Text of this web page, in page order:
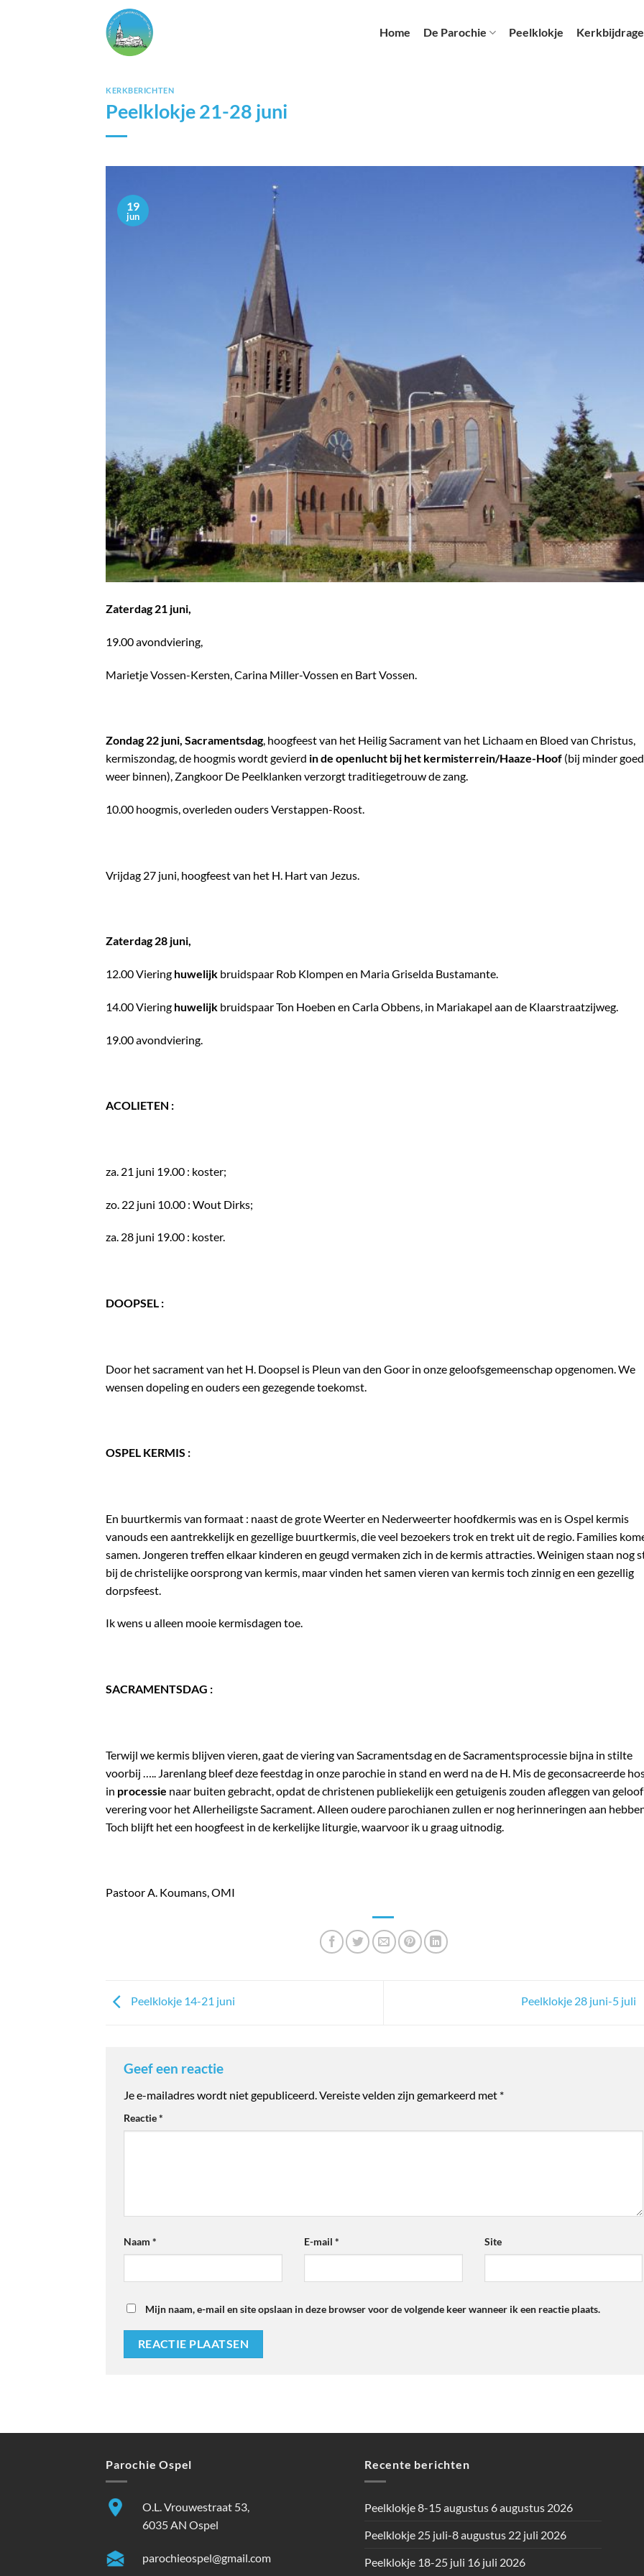
Home De Parochie Peelklokje Kerkbijdrage
KERKBERICHTEN
Peelklokje 21-28 juni
19
jun
Zaterdag 21 juni,
19.00 avondviering,
Marietje Vossen-Kersten, Carina Miller-Vossen en Bart Vossen.
Zondag 22 juni, Sacramentsdag, hoogfeest van het Heilig Sacrament van het Lichaam en Bloed van Christus,
kermiszondag, de hoogmis wordt gevierd in de openlucht bij het kermisterrein/Haaze-Hoof (bij minder goed
weer binnen), Zangkoor De Peelklanken verzorgt traditiegetrouw de zang.
10.00 hoogmis, overleden ouders Verstappen-Roost.
Vrijdag 27 juni, hoogfeest van het H. Hart van Jezus.
Zaterdag 28 juni,
12.00 Viering huwelijk bruidspaar Rob Klompen en Maria Griselda Bustamante.
14.00 Viering huwelijk bruidspaar Ton Hoeben en Carla Obbens, in Mariakapel aan de Klaarstraatzijweg.
19.00 avondviering.
ACOLIETEN :
za. 21 juni 19.00 : koster;
zo. 22 juni 10.00 : Wout Dirks;
za. 28 juni 19.00 : koster.
DOOPSEL :
Door het sacrament van het H. Doopsel is Pleun van den Goor in onze geloofsgemeenschap opgenomen. We
wensen dopeling en ouders een gezegende toekomst.
OSPEL KERMIS :
En buurtkermis van formaat : naast de grote Weerter en Nederweerter hoofdkermis was en is Ospel kermis
vanouds een aantrekkelijk en gezellige buurtkermis, die veel bezoekers trok en trekt uit de regio. Families
samen. Jongeren treffen elkaar kinderen en geugd vermaken zich in de kermis attracties. Weinigen staan nog
bij de christelijke oorsprong van kermis, maar vinden het samen vieren van kermis toch zinnig en een gezellig
dorpsfeest.
Ik wens u alleen mooie kermisdagen toe.
SACRAMENTSDAG :
Terwijl we kermis blijven vieren, gaat de viering van Sacramentsdag en de Sacramentsprocessie bijna in stilte
voorbij ….. Jarenlang bleef deze feestdag in onze parochie in stand en werd na de H. Mis de geconsacreerde
in processie naar buiten gebracht, opdat de christenen publiekelijk een getuigenis zouden afleggen van
verering voor het Allerheiligste Sacrament. Alleen oudere parochianen zullen er nog herinneringen aan
Toch blijft het een hoogfeest in de kerkelijke liturgie, waarvoor ik u graag uitnodig.
Pastoor A. Koumans, OMI
Peelklokje 14-21 juni Peelklokje 28 juni-5 juli
Geef een reactie
Je e-mailadres wordt niet gepubliceerd.Vereiste velden zijn gemarkeerd met *
Reactie*
Naam * E-mail * Site
Mijn naam, e-mail en site opslaan in deze browser voor de volgende keer wanneer ik een reactie plaats.
Parochie Ospel
O.L. Vrouwestraat 53,
6035 AN Ospel
parochieospel@gmail.com
Recente berichten
Peelklokje 8-15 augustus 6 augustus 2026
Peelklokje 25 juli-8 augustus 22 juli 2026
Peelklokje 18-25 juli 16 juli 2026